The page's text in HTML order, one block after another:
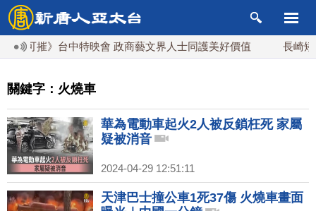
摧》台中特映會 政商藝文界人士同護美好價值 長崎矮化台
關鍵字：火燒車
華為電動車起火2人被反鎖枉死 家屬
疑被消音
2024-04-29 12:51:11
天津巴士撞公車1死37傷 火燒車畫面